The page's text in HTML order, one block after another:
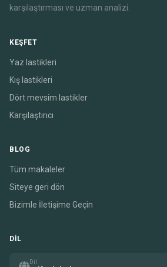
karşılaştırması ve uzman analizi.
KEŞFET
Yaz lastikleri
Kış lastikleri
Dört mevsim lastikler
Karşılaştırıcı
BLOG
Tüm makaleler
Siteye geri dön
Bizimle İletişime Geçin
DIL
Dil